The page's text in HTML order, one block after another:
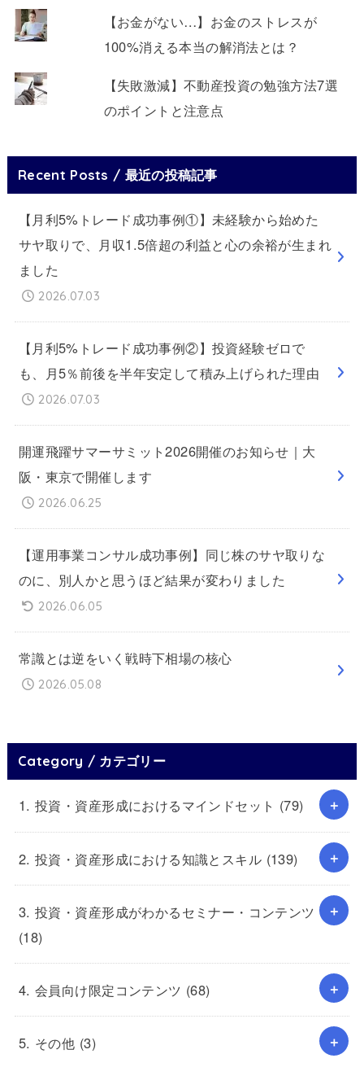
【お金がない…】お金のストレスが
100%消える本当の解消法とは？
【失敗激減】不動産投資の勉強方法7選
のポイントと注意点
Recent Posts / 最近の投稿記事
【月利5%トレード成功事例①】未経験から始めた
サヤ取りで、月収1.5倍超の利益と心の余裕が生まれ
ました
2026.07.03
【月利5%トレード成功事例②】投資経験ゼロで
も、月5％前後を半年安定して積み上げられた理由
2026.07.03
開運飛躍サマーサミット2026開催のお知らせ｜大
阪・東京で開催します
2026.06.25
【運用事業コンサル成功事例】同じ株のサヤ取りな
のに、別人かと思うほど結果が変わりました
2026.06.05
常識とは逆をいく戦時下相場の核心
2026.05.08
Category / カテゴリー
1. 投資・資産形成におけるマインドセット (79)
2. 投資・資産形成における知識とスキル (139)
3. 投資・資産形成がわかるセミナー・コンテンツ
(18)
4. 会員向け限定コンテンツ (68)
5. その他 (3)